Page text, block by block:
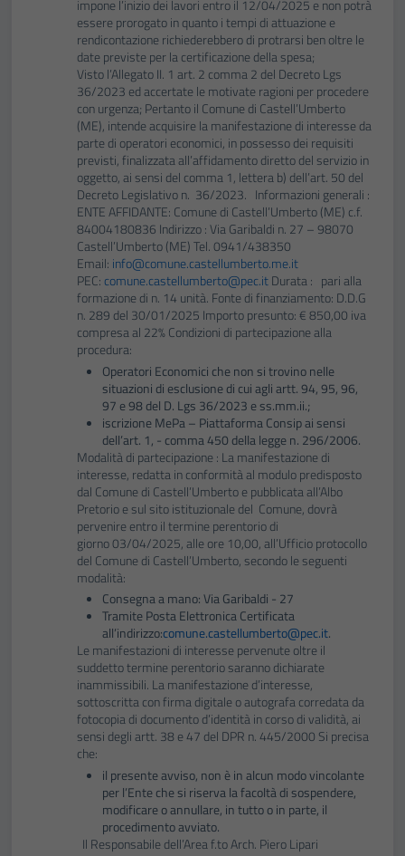
impone l’inizio dei lavori entro il 12/04/2025 e non potrà
essere prorogato in quanto i tempi di attuazione e
rendicontazione richiederebbero di protrarsi ben oltre le
date previste per la certificazione della spesa;
Visto l’Allegato II. 1 art. 2 comma 2 del Decreto Lgs
36/2023 ed accertate le motivate ragioni per procedere
con urgenza; Pertanto il Comune di Castell’Umberto
(ME), intende acquisire la manifestazione di interesse da
parte di operatori economici, in possesso dei requisiti
previsti, finalizzata all’affidamento diretto del servizio in
oggetto, ai sensi del comma 1, lettera b) dell’art. 50 del
Decreto Legislativo n. 36/2023. Informazioni generali :
ENTE AFFIDANTE: Comune di Castell’Umberto (ME) c.f.
84004180836 Indirizzo : Via Garibaldi n. 27 – 98070
Castell’Umberto (ME) Tel. 0941/438350
Email: info@comune.castellumberto.me.it
PEC:comune.castellumberto@pec.itDurata : pari alla
formazione di n. 14 unità. Fonte di finanziamento: D.D.G
n. 289 del 30/01/2025 Importo presunto: € 850,00 iva
compresa al 22% Condizioni di partecipazione alla
procedura:
Operatori Economici che non si trovino nelle
situazioni di esclusione di cui agli artt. 94, 95, 96,
97 e 98 del D. Lgs 36/2023 e ss.mm.ii.;
iscrizione MePa – Piattaforma Consip ai sensi
dell’art. 1, - comma 450 della legge n. 296/2006.
Modalità di partecipazione : La manifestazione di
interesse, redatta in conformità al modulo predisposto
dal Comune di Castell’Umberto e pubblicata all’Albo
Pretorio e sul sito istituzionale del Comune, dovrà
pervenire entro il termine perentorio di
giorno 03/04/2025, alle ore 10,00, all’Ufficio protocollo
del Comune di Castell’Umberto, secondo le seguenti
modalità:
Consegna a mano: Via Garibaldi - 27
Tramite Posta Elettronica Certificata
all’indirizzo:comune.castellumberto@pec.it.
Le manifestazioni di interesse pervenute oltre il
suddetto termine perentorio saranno dichiarate
inammissibili. La manifestazione d’interesse,
sottoscritta con firma digitale o autografa corredata da
fotocopia di documento d’identità in corso di validità, ai
sensi degli artt. 38 e 47 del DPR n. 445/2000 Si precisa
che:
il presente avviso, non è in alcun modo vincolante
per l’Ente che si riserva la facoltà di sospendere,
modificare o annullare, in tutto o in parte, il
procedimento avviato.
Il Responsabile dell’Area f.to Arch. Piero Lipari